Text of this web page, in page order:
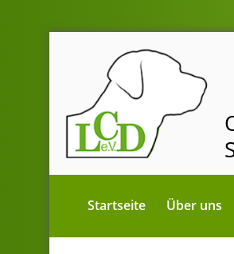
springen
Startseite Über uns